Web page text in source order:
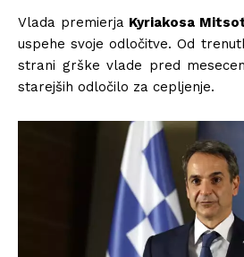
Vlada premierja Kyriakosa
uspehe svoje odločitve. Od
strani grške vlade pred
starejših odločilo za cepljenje.